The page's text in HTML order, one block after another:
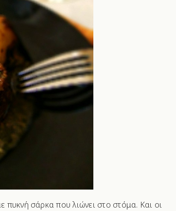
σάρκα που λιώνει στο στόμα. Και οι